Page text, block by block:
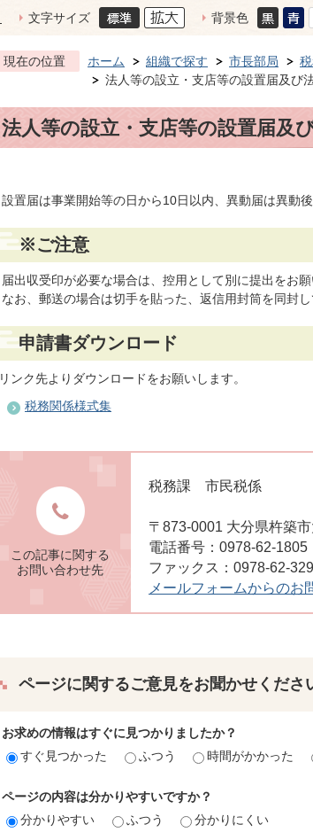
文字サイズ 背景色
現在の位置 ホーム 組織で探す 市長部局
法人等の設立・支店等の設置届及び
法人等の設立・支店等の設置届及
設置届は事業開始等の日から10日以内、異動届は異動
※ご注意
届出収受印が必要な場合は、控用として別に提出をお願
なお、郵送の場合は切手を貼った、返信用封筒を同封し
申請書ダウンロード
リンク先よりダウンロードをお願いします。
税務関係様式集
この記事に関する
お問い合わせ先
税務課 市民税係
〒873-0001 大分県杵築
電話番号：0978-62-1805
ファックス：0978-62-
メールフォームからのお
ページに関するご意見をお聞かせくださ
お求めの情報はすぐに見つかりましたか？
すぐ見つかった
ふつう 時間がかかった
ページの内容は分かりやすいですか？
分かりやすい
ふつう 分かりにくい